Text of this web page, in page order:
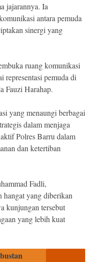
jajarannya. Ia
antara pemuda
sinergi yang
ruang komunikasi
representasi pemuda di
Fauzi Harahap.
yang menaungi berbagai
dalam menjaga
Polres Barru dalam
dan ketertiban
Fadli,
hangat yang diberikan
kunjungan tersebut
yang lebih kuat